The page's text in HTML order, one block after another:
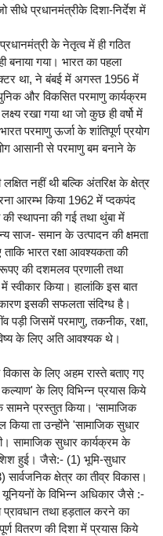
सीधे प्रधानमंत्रीके दिशा-निर्देश में
के नेतृत्व में ही गठित
बनाया गया। भारत का पहला
था, ने बंबई में अगस्त 1956 में
और विकसित परमाणु कार्यक्रम
रखा गया था जो कुछ ही वर्षो में
परमाणु ऊर्जा के शांतिपूर्ण प्रयोग
आसानी से परमाणु बम बनाने के
नहीं थी बल्कि अंतरिक्ष के क्षेत्र
आरम्भ किया 1962 में प्दकपंद
स्थापना की गई तथा थुंबा में
साज- समान के उत्पादन की क्षमता
भारत रक्षा आवश्यकता की
की दशमलव प्रणाली तथा
स्वीकार किया। हालांकि इस बात
कारण इसकी सफलता संदिग्ध है।
पड़ी जिसमें परमाणु, तकनीक, रक्षा,
के लिए अति आवश्यक थे।
के लिए अहम रास्ते बताए गए
के लिए विभिन्न प्रयास किये
प्रस्तुत किया। ‘सामाजिक
किया ता उन्होंने 'सामाजिक सुधार
सामाजिक सुधार कार्यक्रम के
हुई। जैसे:- (1) भूमि-सुधार
क्षेत्र का तीव्र विकास।
के विभिन्न अधिकार जैसे :-
प्रावधान तथा हड़ताल करने का
वितरण की दिशा में प्रयास किये